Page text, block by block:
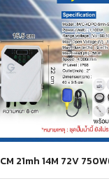
21mh 14M 72V